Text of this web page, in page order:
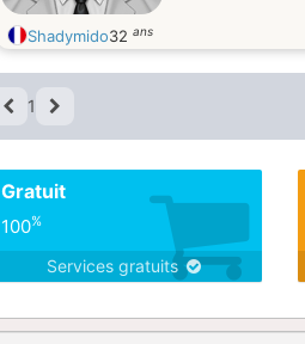
Shadymido32 ans
1
Gratuit
100%
Services gratuits